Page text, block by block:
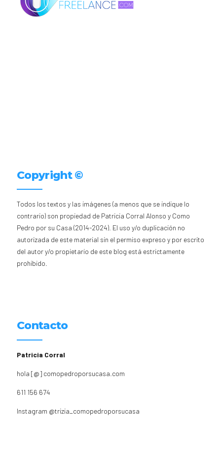
Copyright ©
Todos los textos y las imágenes (a menos que se indique lo
contrario) son propiedad de Patricia Corral Alonso y Como
Pedro por su Casa (2014-2024). El uso y/o duplicación no
autorizada de este material sin el permiso expreso y por escrito
del autor y/o propietario de este blog está estrictamente
prohibido.
Contacto
Patricia Corral
hola [@] comopedroporsucasa.com
611 156 674
Instagram @trizia_comopedroporsucasa